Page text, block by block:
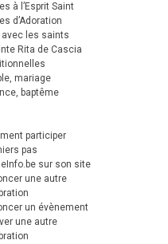
à l’Esprit Saint
d’Adoration
avec les saints
Rita de Cascia
mariage
baptême
participer
pas
sur son site
une autre
un évènement
une autre